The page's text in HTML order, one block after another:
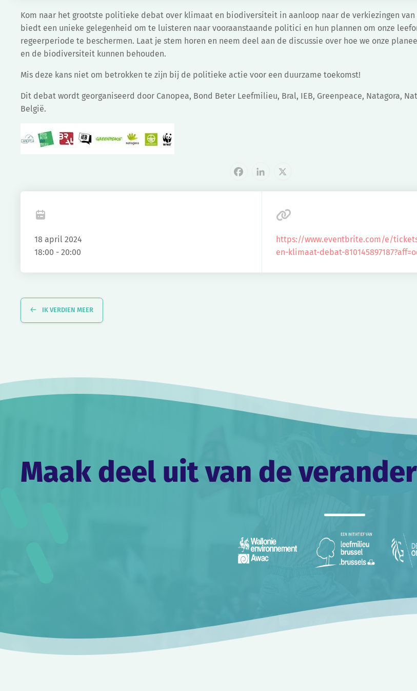
Kom naar het grootste politieke debat over klimaat en biodiversiteit in aanloop naar de verkiezingen van
biedt een unieke gelegenheid om te luisteren naar vooraanstaande politici en hun plannen om onze
regeerperiode te beschermen. Laat je stem horen en neem deel aan de discussie over hoe we onze
en de biodiversiteit kunnen behouden.
Mis deze kans niet om betrokken te zijn bij de politieke actie voor een duurzame toekomst!
Dit debat wordt georganiseerd door Canopea, Bond Beter Leefmilieu, Bral, IEB, Greenpeace, Natagora,
België.
Facebook
LinkedIn
X
18 april 2024
18:00 - 20:00
https://www.eventbrite.com/e/
en-klimaat-debat-
Navigatie
IK VERDIEN MEER
Maak deel uit van de